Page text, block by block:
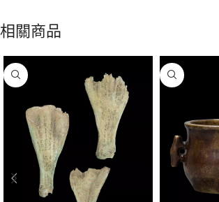
相關商品